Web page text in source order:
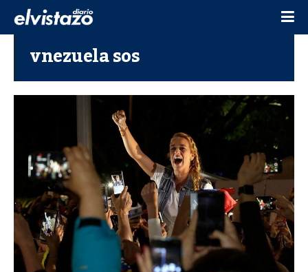
vnezuela sos